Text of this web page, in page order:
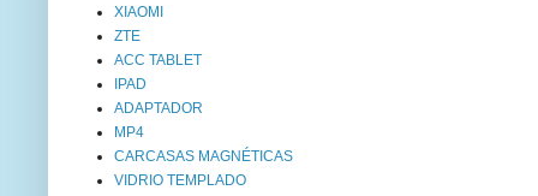
XIAOMI
ZTE
ACC TABLET
IPAD
ADAPTADOR
MP4
CARCASAS MAGNÉTICAS
VIDRIO TEMPLADO